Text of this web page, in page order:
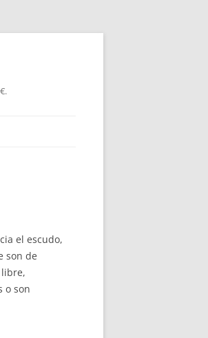
el escudo,
son de
o son